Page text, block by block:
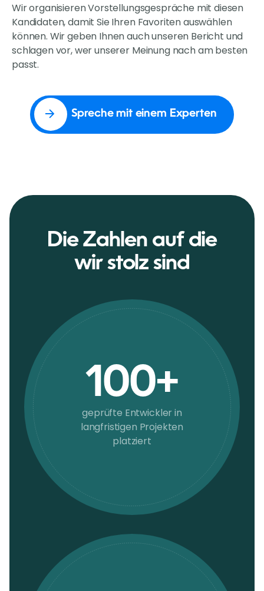
Wir organisieren Vorstellungsgespräche mit diesen
Kandidaten, damit Sie Ihren Favoriten auswählen
können. Wir geben Ihnen auch unseren Bericht und
schlagen vor, wer unserer Meinung nach am besten
passt.
Spreche mit einem Experten
Die Zahlen auf die
wir stolz sind
100+
geprüfte Entwickler in
langfristigen Projekten
platziert